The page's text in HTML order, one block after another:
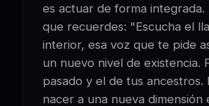
es actuar de forma integrada.
que recuerdes: "Escucha el
interior, esa voz que te pide
un nuevo nivel de existencia.
pasado y el de tus ancestros.
nacer a una nueva dimensión